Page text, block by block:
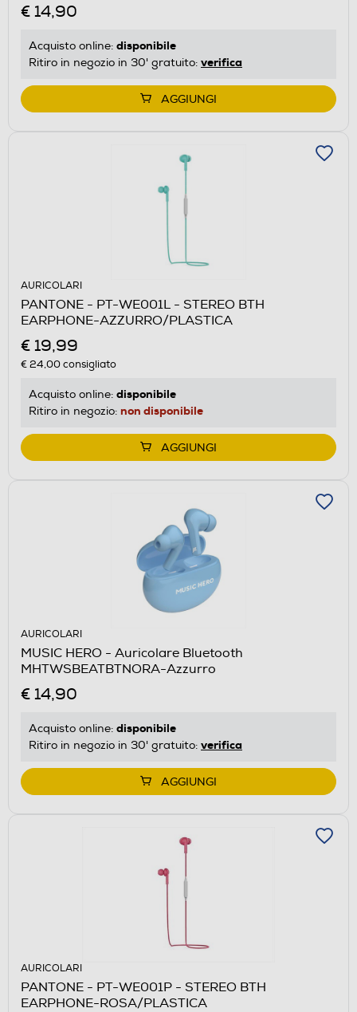
€ 14,90
Acquisto online: disponibile
Ritiro in negozio in 30' gratuito: verifica
AGGIUNGI
AURICOLARI
PANTONE - PT-WE001L - STEREO BTH
EARPHONE-AZZURRO/PLASTICA
€ 19,99
€ 24,00consigliato
Acquisto online: disponibile
Ritiro in negozio: non disponibile
AGGIUNGI
AURICOLARI
MUSIC HERO - Auricolare Bluetooth
MHTWSBEATBTNORA-Azzurro
€ 14,90
Acquisto online: disponibile
Ritiro in negozio in 30' gratuito: verifica
AGGIUNGI
AURICOLARI
PANTONE - PT-WE001P - STEREO BTH
EARPHONE-ROSA/PLASTICA